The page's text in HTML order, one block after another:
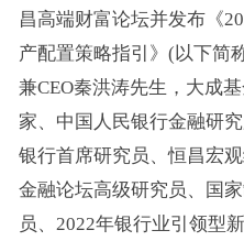
昌高端财富论坛并发布《
产配置策略指引》(以下简
兼CEO秦洪涛先生， 大成
家、中国人民银行金融研
银行首席研究员、恒昌宏
金融论坛高级研究员、国
员、2022年银行业引领型